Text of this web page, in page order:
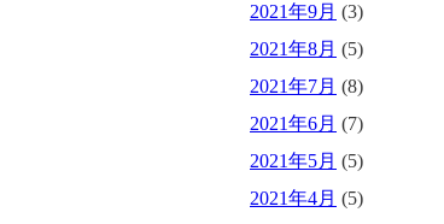
2021年9月 (3)
2021年8月 (5)
2021年7月 (8)
2021年6月 (7)
2021年5月 (5)
2021年4月 (5)